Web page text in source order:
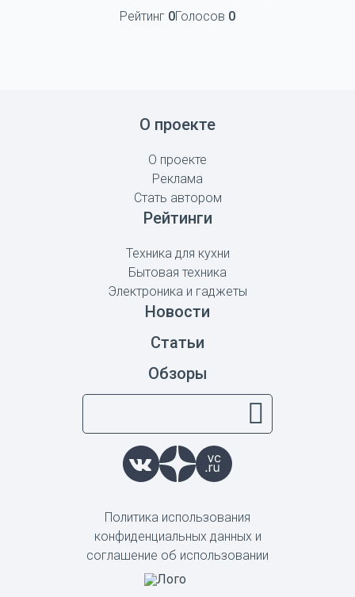
Рейтинг 0Голосов 0
О проекте
О проекте
Реклама
Стать автором
Рейтинги
Техника для кухни
Бытовая техника
Электроника и гаджеты
Новости
Статьи
Обзоры
Политика использования
конфиденциальных данных и
соглашение об использовании